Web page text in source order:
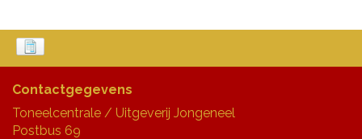
Contactgegevens
Toneelcentrale / Uitgeverij Jongeneel
Postbus 69